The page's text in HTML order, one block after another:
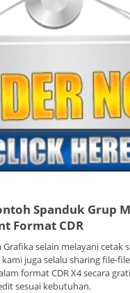
Spanduk Grup
Format CDR
Grafika selain melayani cetak
juga selalu sharing file-
format CDR X4 secara
sesuai kebutuhan.